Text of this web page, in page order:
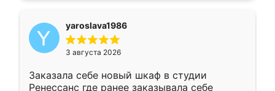
yaroslava1986
3 августа 2026
Заказала себе новый шкаф в студии
Ренессанс где ранее заказывала себе